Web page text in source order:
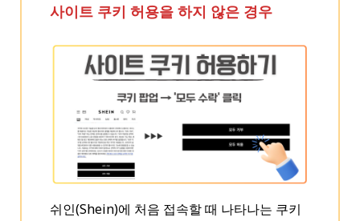
사이트 쿠키 허용을 하지 않은 경우
쉬인(Shein)에 처음 접속할 때 나타나는 쿠키